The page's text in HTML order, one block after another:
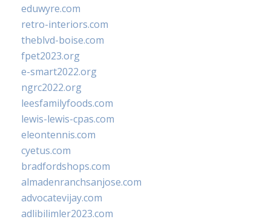
eduwyre.com
retro-interiors.com
theblvd-boise.com
fpet2023.org
e-smart2022.org
ngrc2022.org
leesfamilyfoods.com
lewis-lewis-cpas.com
eleontennis.com
cyetus.com
bradfordshops.com
almadenranchsanjose.com
advocatevijay.com
adlibilimler2023.com